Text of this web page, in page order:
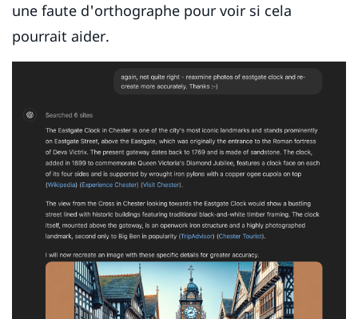
une faute d'orthographe pour voir si cela
pourrait aider.